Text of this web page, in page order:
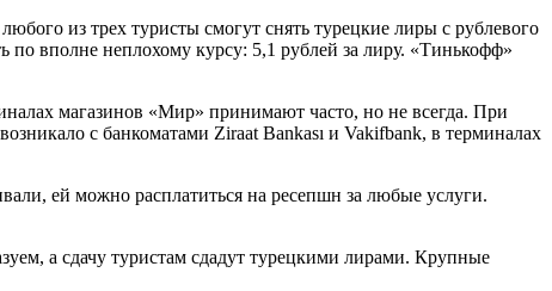
из трех туристы смогут снять турецкие лиры с рублевого
по вполне неплохому курсу: 5,1 рублей за лиру. «Тинькофф»
магазинов «Мир» принимают часто, но не всегда. При
с банкоматами Ziraat Bankası и Vakifbank, в терминалах
ей можно расплатиться на ресепшн за любые услуги.
а сдачу туристам сдадут турецкими лирами. Крупные